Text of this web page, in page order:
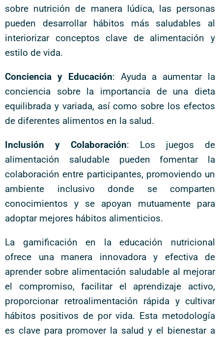
sobre nutrición de manera lúdica, las personas
pueden desarrollar hábitos más saludables al
interiorizar conceptos clave de alimentación y
estilo de vida.
Conciencia y Educación: Ayuda a aumentar la
conciencia sobre la importancia de una dieta
equilibrada y variada, así como sobre los efectos
de diferentes alimentos en la salud.
Inclusión y Colaboración: Los juegos de
alimentación saludable pueden fomentar la
colaboración entre participantes, promoviendo un
ambiente inclusivo donde se comparten
conocimientos y se apoyan mutuamente para
adoptar mejores hábitos alimenticios.
La gamificación en la educación nutricional
ofrece una manera innovadora y efectiva de
aprender sobre alimentación saludable al mejorar
el compromiso, facilitar el aprendizaje activo,
proporcionar retroalimentación rápida y cultivar
hábitos positivos de por vida. Esta metodología
es clave para promover la salud y el bienestar a